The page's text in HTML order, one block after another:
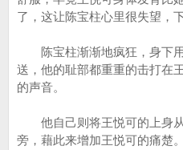
了，这让陈宝柱心里很失望，
陈宝柱渐渐地疯狂，身下用
送，他的耻部都重重的击打在
的声音。
他自己则将王悦可的上身从
旁，藉此来增加王悦可的痛楚